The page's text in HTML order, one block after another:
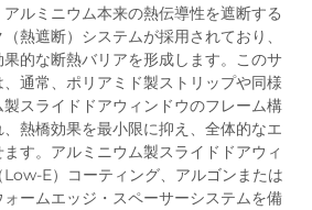
ルミニウム本来の熱伝導性を遮断する
熱遮断）システムが採用されており、
的な断熱バリアを形成します。このサ
通常、ポリアミド製ストリップや同様
スライドドアウィンドウのフレーム構
熱橋効果を最小限に抑え、全体的なエ
す。アルミニウム製スライドドアウィ
E）コーティング、アルゴンまたは
ームエッジ・スペーサーシステムを備